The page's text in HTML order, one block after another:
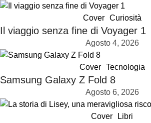
Cover Curiosità
Il viaggio senza fine di Voyager 1
Agosto 4, 2026
Cover Tecnologia
Samsung Galaxy Z Fold 8
Agosto 6, 2026
Cover Libri